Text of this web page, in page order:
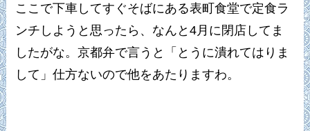
ここで下車してすぐそばにある表町食堂で定食ラ
ンチしようと思ったら、なんと4月に閉店してま
したがな。京都弁で言うと「とうに潰れてはりま
して」仕方ないので他をあたりますわ。